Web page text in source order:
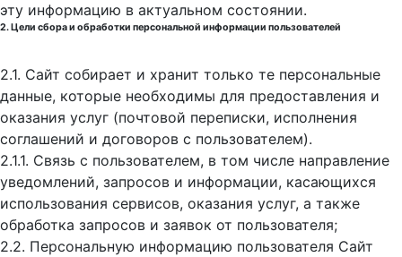
эту информацию в актуальном состоянии.
2. Цели сбора и обработки персональной информации пользователей
2.1. Сайт собирает и хранит только те персональные
данные, которые необходимы для предоставления и
оказания услуг (почтовой переписки, исполнения
соглашений и договоров с пользователем).
2.1.1. Связь с пользователем, в том числе направление
уведомлений, запросов и информации, касающихся
использования сервисов, оказания услуг, а также
обработка запросов и заявок от пользователя;
2.2. Персональную информацию пользователя Сайт